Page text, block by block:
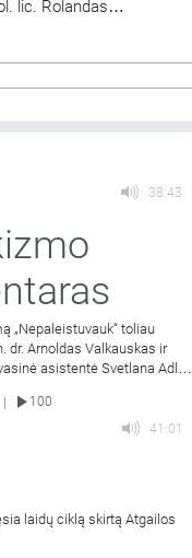
lic. Rolandas
Evangelijos
38:43
„Nepaleistuvauk“ toliau
dr. Arnoldas Valkauskas ir
asistentė Svetlana Adler-
|
100
41:01
laidų ciklą skirtą Atgailos